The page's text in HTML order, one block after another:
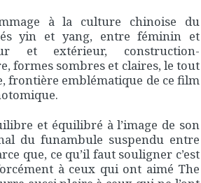
à la culture chinoise du
yin et yang, entre féminin et
et extérieur, construction-
formes sombres et claires, le tout
frontière emblématique de ce film
et équilibré à l’image de son
du funambule suspendu entre
que, ce qu’il faut souligner c’est
à ceux qui ont aimé The